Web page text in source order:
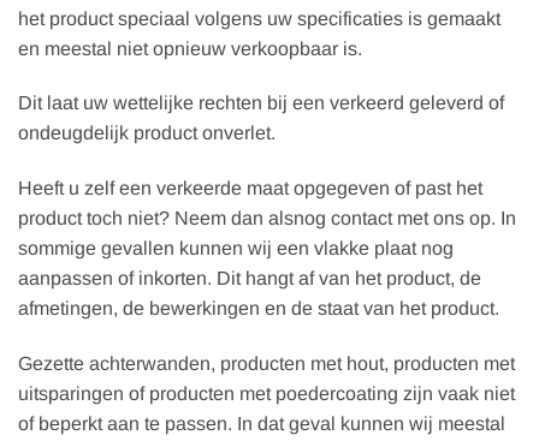
het product speciaal volgens uw specificaties is gemaakt
en meestal niet opnieuw verkoopbaar is.
Dit laat uw wettelijke rechten bij een verkeerd geleverd of
ondeugdelijk product onverlet.
Heeft u zelf een verkeerde maat opgegeven of past het
product toch niet? Neem dan alsnog contact met ons op. In
sommige gevallen kunnen wij een vlakke plaat nog
aanpassen of inkorten. Dit hangt af van het product, de
afmetingen, de bewerkingen en de staat van het product.
Gezette achterwanden, producten met hout, producten met
uitsparingen of producten met poedercoating zijn vaak niet
of beperkt aan te passen. In dat geval kunnen wij meestal